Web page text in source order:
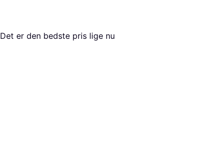
Det er den bedste pris lige nu